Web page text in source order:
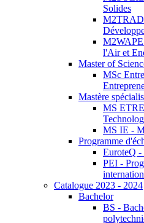
Solides
l'Air et
Master of
MSc
Mastère
MS
MS IE -
Programme
EuroteQ
PEI -
Catalogue 2023 - 2024
Bachelor
BS -